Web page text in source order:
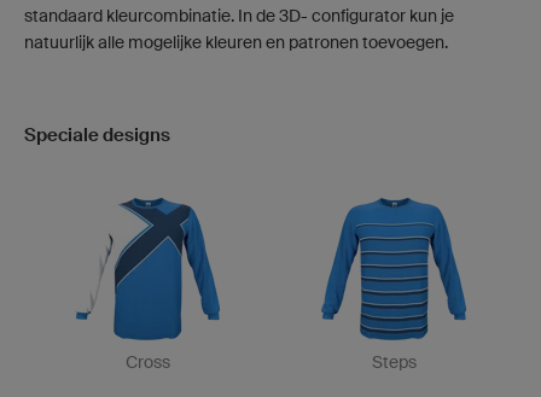
standaard kleurcombinatie. In de 3D- configurator kun je
natuurlijk alle mogelijke kleuren en patronen toevoegen.
Speciale designs
Cross Steps